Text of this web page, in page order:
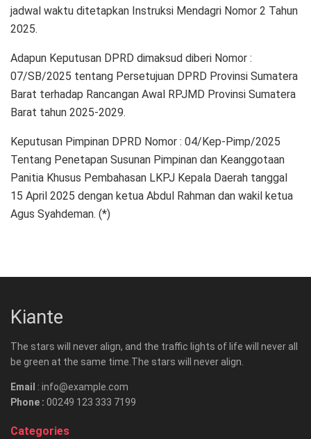
jadwal waktu ditetapkan Instruksi Mendagri Nomor 2 Tahun
2025.
Adapun Keputusan DPRD dimaksud diberi Nomor :
07/SB/2025 tentang Persetujuan DPRD Provinsi Sumatera
Barat terhadap Rancangan Awal RPJMD Provinsi Sumatera
Barat tahun 2025-2029.
Keputusan Pimpinan DPRD Nomor : 04/Kep-Pimp/2025
Tentang Penetapan Susunan Pimpinan dan Keanggotaan
Panitia Khusus Pembahasan LKPJ Kepala Daerah tanggal
15 April 2025 dengan ketua Abdul Rahman dan wakil ketua
Agus Syahdeman. (*)
Kiante
The stars will never align, and the traffic lights of life will never all
be green at the same time.The stars will never align.
Email : info@example.com
Phone : 00249 123 333 7199
Categories